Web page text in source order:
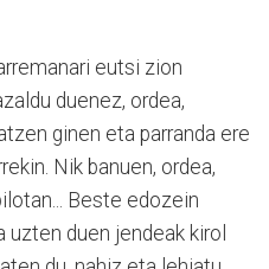
eutsi zion
duenez, ordea,
ginen eta parranda ere
Nik banuen, ordea,
Beste edozein
uzten duen jendeak kirol